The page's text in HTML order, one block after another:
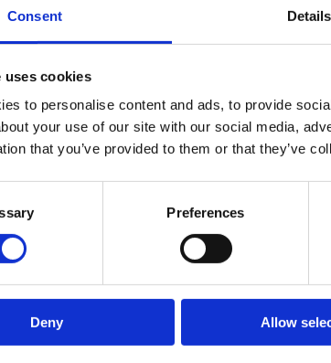
Consent Details
uses cookies
to personalise content and ads, to provide
your use of our site with our social media,
that you’ve provided to them or that they’ve
Preferences
Deny Allow
när det är 14 dagar eller mindre före
dagar eller mindre före kursens startdatum så
av ångerätt och avbokning sker per
och är ej giltigt att framföras till
av oförutsedd sjukdom som omöjliggör
få pengar tillbaka om man tecknat
gäller endast deltagaren, det vill
till exempel förälder, skulle bli sjuk.
200 kr och betalas vid kursbokning.